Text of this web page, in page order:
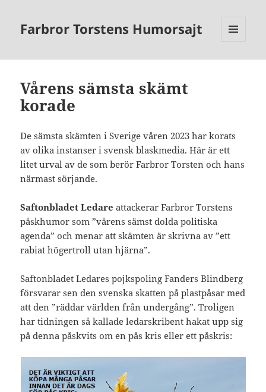
Farbror Torstens Humorsajt
Vårens sämsta skämt
korade
De sämsta skämten i Sverige våren 2023 har korats
av olika instanser i svensk blaskmedia. Här är ett
litet urval av de som berör Farbror Torsten och hans
närmast sörjande.
Saftonbladet Ledare attackerar Farbror Torstens
påskhumor som ”vårens sämst dolda politiska
agenda” och menar att skämten är skrivna av ”ett
rabiat högertroll utan hjärna”.
Saftonbladet Ledares pojkspoling Fanders Blindberg
försvarar sen den svenska skatten på plastpåsar med
att den ”räddar världen från undergång”. Troligen
har tidningen så kallade ledarskribent hakat upp sig
på denna påskvits om en pås kris eller ett påskris: